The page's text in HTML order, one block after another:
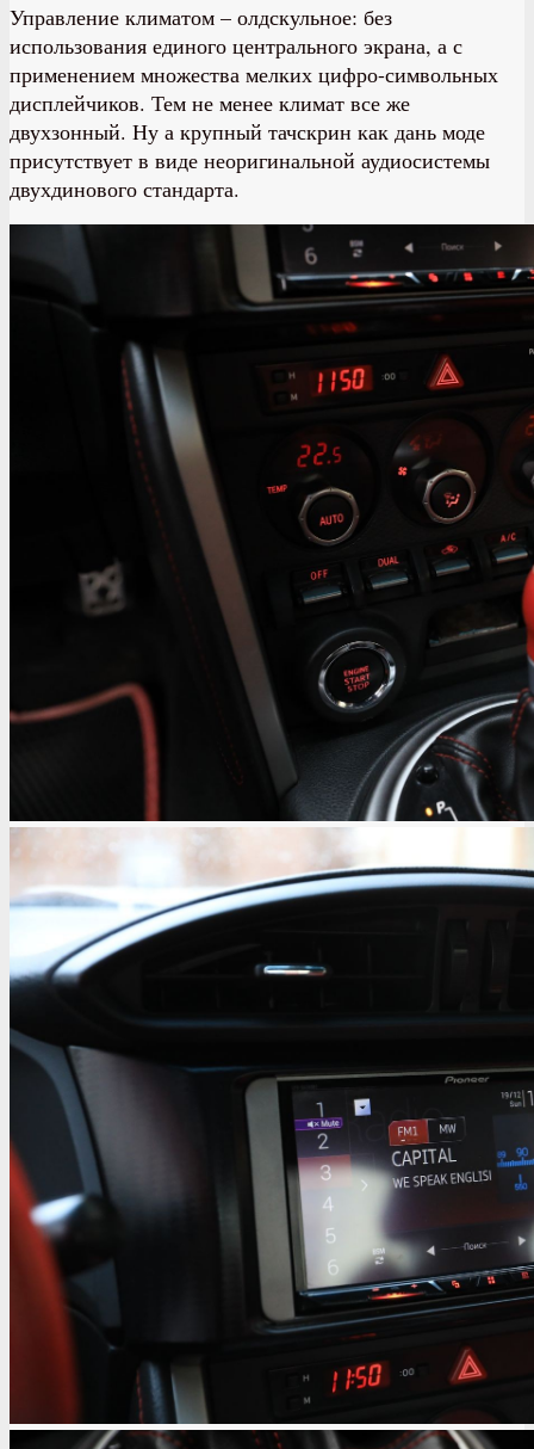
Управление климатом – олдскульное: без
использования единого центрального экрана, а с
применением множества мелких цифро-символьных
дисплейчиков. Тем не менее климат все же
двухзонный. Ну а крупный тачскрин как дань моде
присутствует в виде неоригинальной аудиосистемы
двухдинового стандарта.